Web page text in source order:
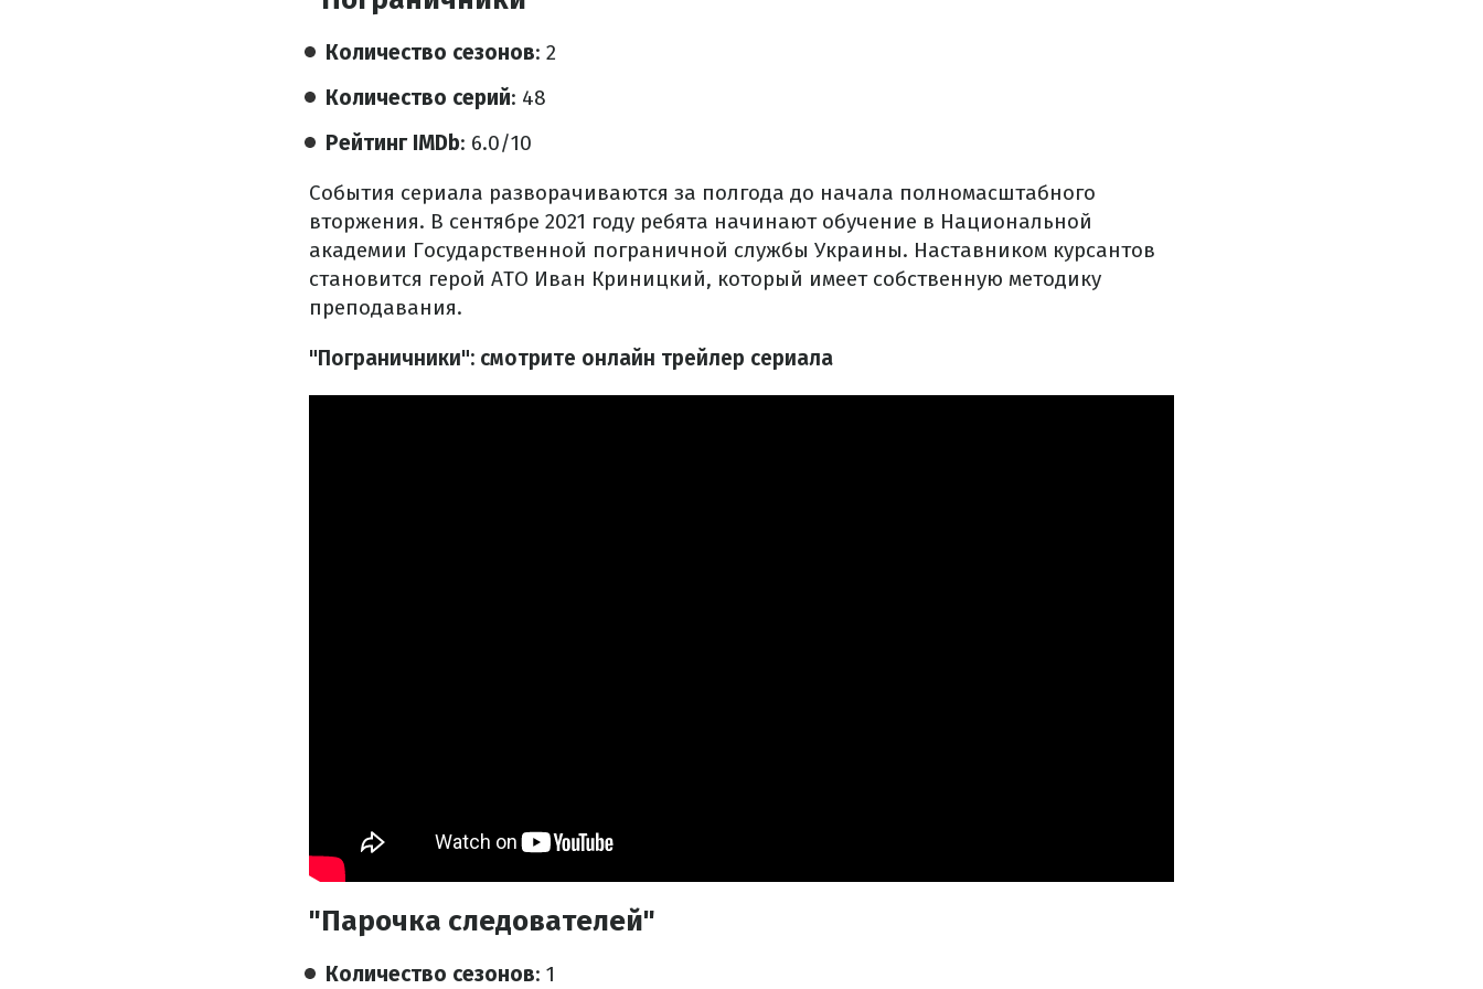
Количество сезонов: 2
Количество серий: 48
Рейтинг IMDb: 6.0/10
События сериала разворачиваются за полгода до начала полномасштабного
вторжения. В сентябре 2021 году ребята начинают обучение в Национальной
академии Государственной пограничной службы Украины. Наставником курсантов
становится герой АТО Иван Криницкий, который имеет собственную методику
преподавания.
"Пограничники": смотрите онлайн трейлер сериала
"Парочка следователей"
Количество сезонов: 1